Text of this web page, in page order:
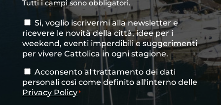
Tutti i campi sono obbligatori.
Consenso
newsletter
Si, voglio iscrivermi alla newsletter e
ricevere le novità della città, idee per i
weekend, eventi imperdibili e suggerimenti
per vivere Cattolica in ogni stagione.
Consenso*
Acconsento al trattamento dei dati
personali così come definito all'interno delle
Privacy Policy*